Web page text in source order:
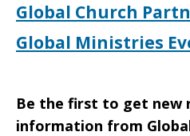
Global Church
Global Ministries
Be the first to get new
information from